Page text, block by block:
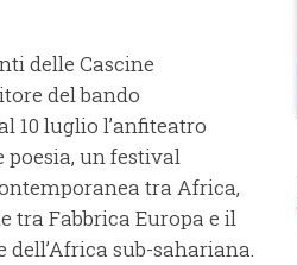
delle Cascine
del bando
10 luglio l’anfiteatro
poesia, un festival
tra Africa,
tra Fabbrica Europa e il
sub-sahariana.